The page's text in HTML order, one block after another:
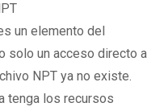
un elemento del
solo un acceso directo a
NPT ya no existe.
tenga los recursos